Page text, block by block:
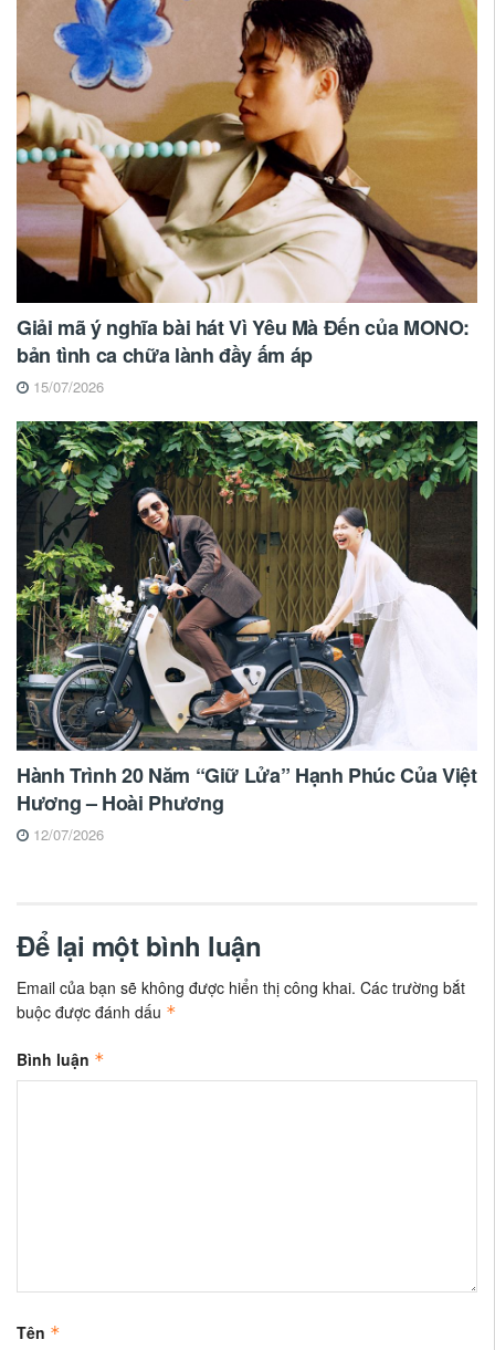
Giải mã ý nghĩa bài hát Vì Yêu Mà Đến của MONO:
bản tình ca chữa lành đầy ấm áp
15/07/2026
Hành Trình 20 Năm “Giữ Lửa” Hạnh Phúc Của Việt
Hương – Hoài Phương
12/07/2026
Để lại một bình luận
Email của bạn sẽ không được hiển thị công khai. Các trường bắt
buộc được đánh dấu *
Bình luận *
Tên *